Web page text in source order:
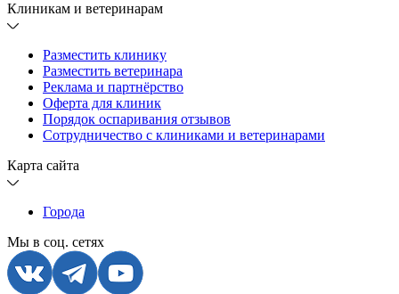
Клиникам и ветеринарам
Разместить клинику
Разместить ветеринара
Реклама и партнёрство
Оферта для клиник
Порядок оспаривания отзывов
Сотрудничество с клиниками и ветеринарами
Карта сайта
Города
Мы в соц. сетях